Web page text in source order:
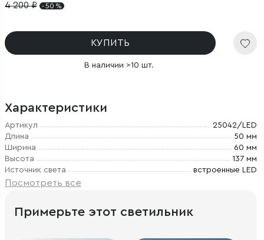
4 200₽ - 50 %
КУПИТЬ
В наличии >10 шт.
Характеристики
Артикул
25042/LED
Длина
50 мм
Ширина
60 мм
Высота
137 мм
Источник света
встроенные LED
Посмотреть все
Примерьте этот светильник